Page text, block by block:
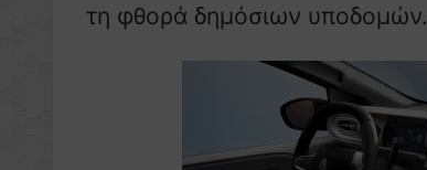
τη φθορά δημόσιων υποδομών.